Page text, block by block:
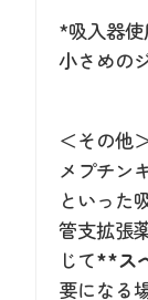
*吸入器
小さめの
＜その他
メプチン
といった
管支拡張
じて**ス
要になる